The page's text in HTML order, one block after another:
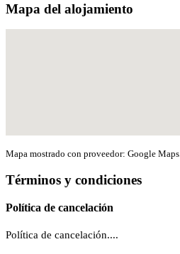
Mapa del alojamiento
Mapa mostrado con proveedor: Google Maps.
Términos y condiciones
Política de cancelación
Política de cancelación....